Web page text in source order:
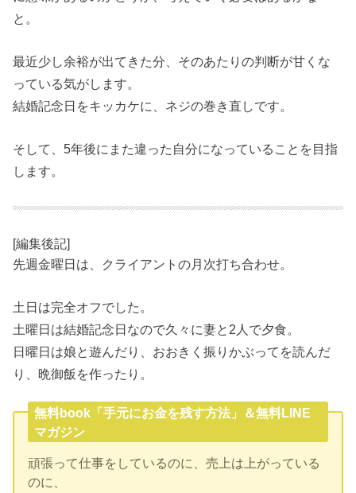
と。
最近少し余裕が出てきた分、そのあたりの判断が甘くな
っている気がします。
結婚記念日をキッカケに、ネジの巻き直しです。
そして、5年後にまた違った自分になっていることを目指
します。
[編集後記]
先週金曜日は、クライアントの月次打ち合わせ。
土日は完全オフでした。
土曜日は結婚記念日なので久々に妻と2人で夕食。
日曜日は娘と遊んだり、おおきく振りかぶってを読んだ
り、晩御飯を作ったり。
無料book「手元にお金を残す方法」＆無料LINE
マガジン
頑張って仕事をしているのに、売上は上がっている
のに、